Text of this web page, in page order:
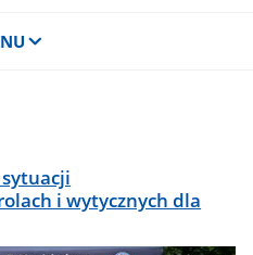
sytuacji
i wytycznych dla